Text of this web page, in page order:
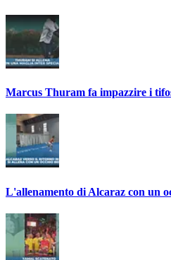
Marcus Thuram fa impazzire i
L'allenamento di Alcaraz con un